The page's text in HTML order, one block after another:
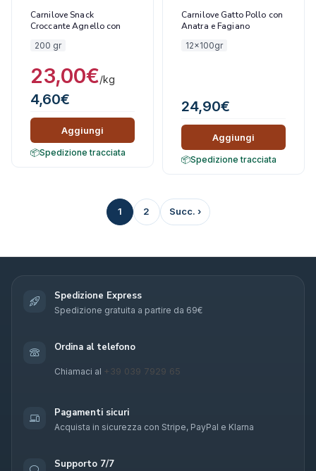
Carnilove Snack
Croccante Agnello con
200 gr
4,60€
23,00€/kg
Aggiungi
Spedizione tracciata
Carnilove Gatto Pollo con
Anatra e Fagiano
12x100gr
24,90€
Aggiungi
Spedizione tracciata
1 2 Succ. ›
Spedizione Express
Spedizione gratuita a partire da 69€
Ordina al telefono
Chiamaci al +39 039 7929 65
Pagamenti sicuri
Acquista in sicurezza con Stripe, PayPal e Klarna
Supporto 7/7